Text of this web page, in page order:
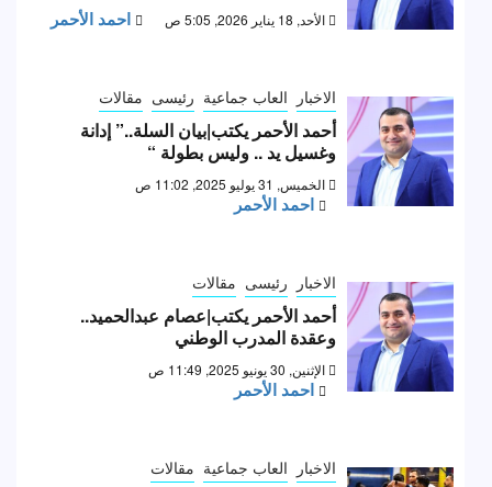
الأحد, 18 يناير 2026, 5:05 ص احمد الأحمر
الاخبار العاب جماعية رئيسى مقالات
أحمد الأحمر يكتب|بيان السلة..” إدانة
وغسيل يد .. وليس بطولة “
الخميس, 31 يوليو 2025, 11:02 ص
احمد الأحمر
الاخبار رئيسى مقالات
أحمد الأحمر يكتب|عصام عبدالحميد..
وعقدة المدرب الوطني
الإثنين, 30 يونيو 2025, 11:49 ص
احمد الأحمر
الاخبار العاب جماعية مقالات